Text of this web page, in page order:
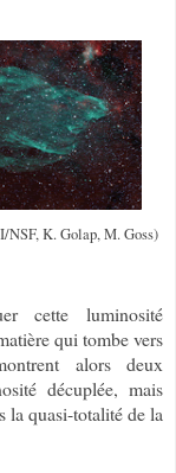
NSF, K. Golap, M. Goss)
cette luminosité
qui tombe vers
alors deux
décuplée, mais
la quasi-totalité de la